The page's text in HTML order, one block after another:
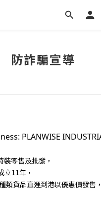
防詐騙宣導
PLANWISE
零售及批發，
立11年，
類貨品直運到港以優惠價發售